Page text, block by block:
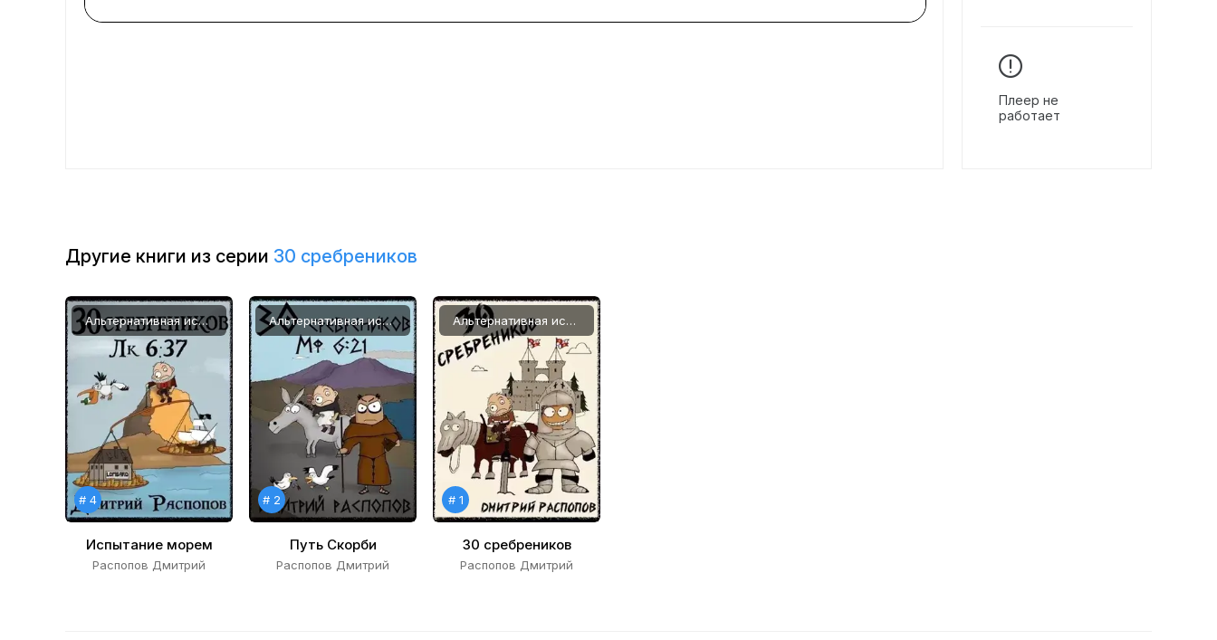
4
11
12
13
14
15
16
17
18
19
20
Плеер не
работает
Другие книги из серии 30 сребреников
Альтернативная история, Попаданцы
# 4
Испытание морем
Распопов Дмитрий
Альтернативная история, Попаданцы
# 2
Путь Скорби
Распопов Дмитрий
Альтернативная история, Попаданцы
# 1
30 сребреников
Распопов Дмитрий